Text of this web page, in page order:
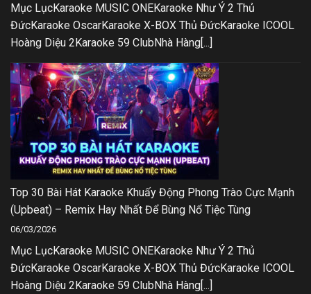
Mục LụcKaraoke MUSIC ONEKaraoke Như Ý 2 Thủ
ĐứcKaraoke OscarKaraoke X-BOX Thủ ĐứcKaraoke ICOOL
Hoàng Diệu 2Karaoke 59 ClubNhà Hàng[...]
Top 30 Bài Hát Karaoke Khuấy Động Phong Trào Cực Mạnh
(Upbeat) – Remix Hay Nhất Để Bùng Nổ Tiệc Tùng
06/03/2026
Mục LụcKaraoke MUSIC ONEKaraoke Như Ý 2 Thủ
ĐứcKaraoke OscarKaraoke X-BOX Thủ ĐứcKaraoke ICOOL
Hoàng Diệu 2Karaoke 59 ClubNhà Hàng[...]